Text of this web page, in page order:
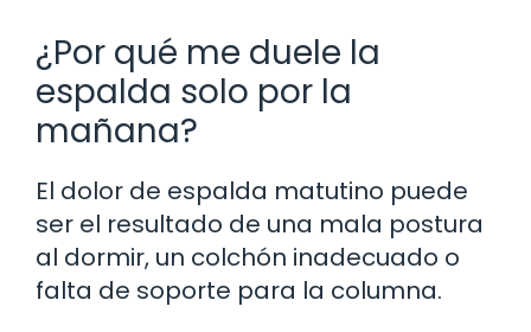
¿Por qué me duele la
espalda solo por la
mañana?
El dolor de espalda matutino puede
ser el resultado de una mala postura
al dormir, un colchón inadecuado o
falta de soporte para la columna.